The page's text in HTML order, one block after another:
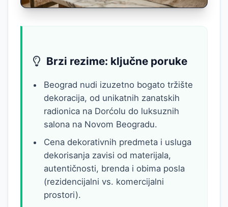
Brzi rezime: ključne poruke
Beograd nudi izuzetno bogato tržište
dekoracija, od unikatnih zanatskih
radionica na Dorćolu do luksuznih
salona na Novom Beogradu.
Cena dekorativnih predmeta i usluga
dekorisanja zavisi od materijala,
autentičnosti, brenda i obima posla
(rezidencijalni vs. komercijalni
prostori).